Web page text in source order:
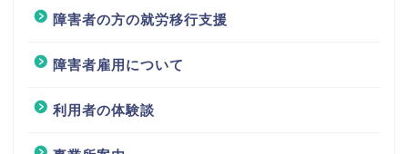
障害者の方の就労移行支援
障害者雇用について
利用者の体験談